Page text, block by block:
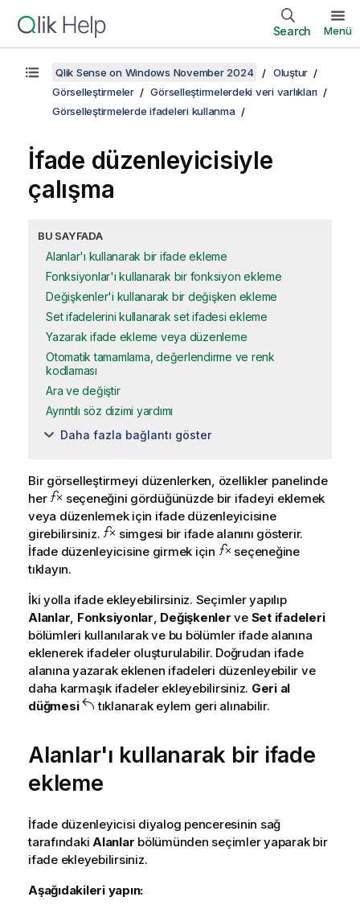
Search Menü
Qlik Sense on Windows November 2024
Oluştur
Görselleştirmeler
Görselleştirmelerdeki veri varlıkları
Görselleştirmelerde ifadeleri kullanma
İfade düzenleyicisiyle
çalışma
BU SAYFADA
Alanlar'ı kullanarak bir ifade ekleme
Fonksiyonlar'ı kullanarak bir fonksiyon ekleme
Değişkenler'i kullanarak bir değişken ekleme
Set ifadelerini kullanarak set ifadesi ekleme
Yazarak ifade ekleme veya düzenleme
Otomatik tamamlama, değerlendirme ve renk
kodlaması
Ara ve değiştir
Ayrıntılı söz dizimi yardımı
Daha fazla bağlantı göster
Bir görselleştirmeyi düzenlerken, özellikler panelinde
her
seçeneğini gördüğünüzde bir ifadeyi eklemek
veya düzenlemek için ifade düzenleyicisine
girebilirsiniz.
simgesi bir ifade alanını gösterir.
İfade düzenleyicisine girmek için
seçeneğine
tıklayın.
İki yolla ifade ekleyebilirsiniz. Seçimler yapılıp
Alanlar, Fonksiyonlar, Değişkenler ve Set ifadeleri
bölümleri kullanılarak ve bu bölümler ifade alanına
eklenerek ifadeler oluşturulabilir. Doğrudan ifade
alanına yazarak eklenen ifadeleri düzenleyebilir ve
daha karmaşık ifadeler ekleyebilirsiniz. Geri al
düğmesi
tıklanarak eylem geri alınabilir.
Alanlar'ı kullanarak bir ifade
ekleme
İfade düzenleyicisi diyalog penceresinin sağ
tarafındaki Alanlar bölümünden seçimler yaparak bir
ifade ekleyebilirsiniz.
Aşağıdakileri yapın: